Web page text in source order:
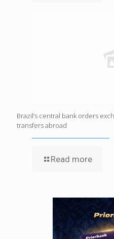
Brazil’s central bank orders
transfers abroad
Read more